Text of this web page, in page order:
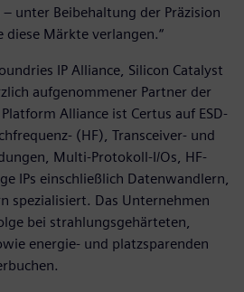
unter Beibehaltung der Präzision
Märkte verlangen.“
IP Alliance, Silicon Catalyst
aufgenommener Partner der
Alliance ist Certus auf ESD-
(HF), Transceiver- und
Multi-Protokoll-I/Os, HF-
IPs einschließlich Datenwandlern,
spezialisiert. Das Unternehmen
bei strahlungsgehärteten,
energie- und platzsparenden